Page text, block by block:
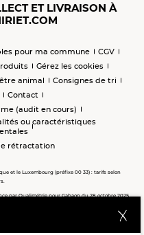
ET LIVRAISON À
pour ma commune
CGV
Gérez les cookies
animal
Consignes de tri
Contact
(audit en cours)
ou caractéristiques
rétractation
et le Luxembourg (préfixe 00 33) : tarifs selon
par Qualimétrie pour Gabaon du 28 octobre 2025
relation clients : catégorie surgelés. Étude